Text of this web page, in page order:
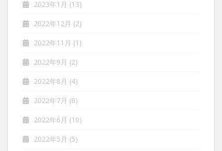
2023年1月 (13)
2022年12月 (2)
2022年11月 (1)
2022年9月 (2)
2022年8月 (4)
2022年7月 (8)
2022年6月 (10)
2022年5月 (5)